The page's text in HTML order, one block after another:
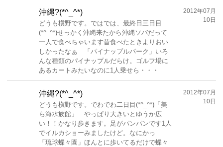
沖縄?(*^_^*)
どうも槇野です。ではでは、最終日三日目
(*^_^*)せっかく沖縄来たから沖縄ソバだって
一人で食べちゃいます昔食べたときよりおい
しかったなぁ 「パイナップルパーク」いろ
んな種類のパイナップルだらけ。ゴルフ場に
あるカートみたいなのに1人乗せら・・・
2012年07月
10日
沖縄?(*^_^*)
どうも槇野です。でわでわ二日目(*^_^*)「美
ら海水族館」 やっぱり大きいとゆうか広
い！！かなり歩きます。足がパンパンです1人
でイルカショーみましたけど。なにかっ
「琉球蝶々園」ほんとに歩いてるだけで蝶々
2012年07月
10日